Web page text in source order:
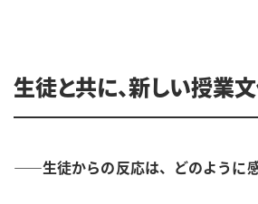
生徒と共に、新しい授業
――生徒からの反応は、どのように